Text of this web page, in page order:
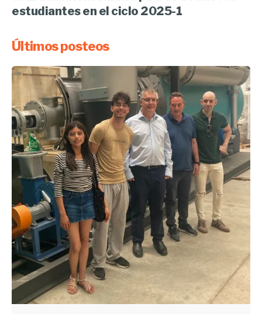
estudiantes en el ciclo 2025-1
Últimos posteos
Enviado por
UHE